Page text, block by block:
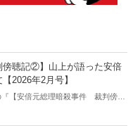
聴記②】山上が語った安倍
2026年2月号】
【安倍元総理暗殺事件 裁判傍聴